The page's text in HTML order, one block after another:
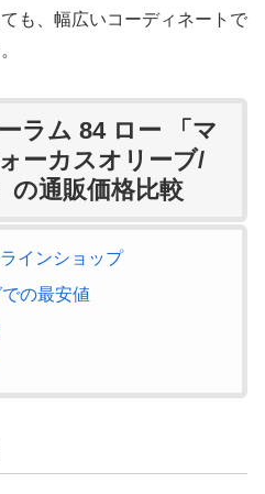
も、幅広いコーディネートで
ラム 84 ロー 「マ
ーカスオリーブ/
の通販価格比較
インショップ
の最安値